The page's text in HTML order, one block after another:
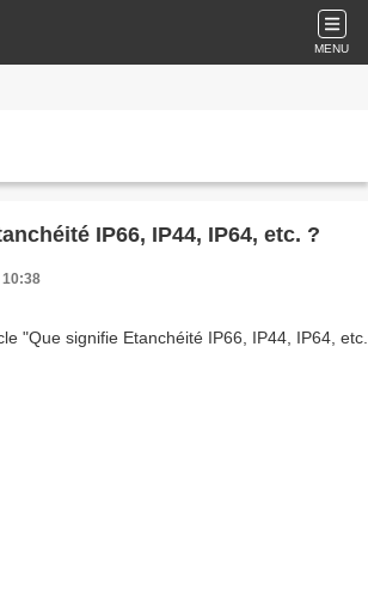
MENU
IP66, IP44, IP64, etc. ?
10:38